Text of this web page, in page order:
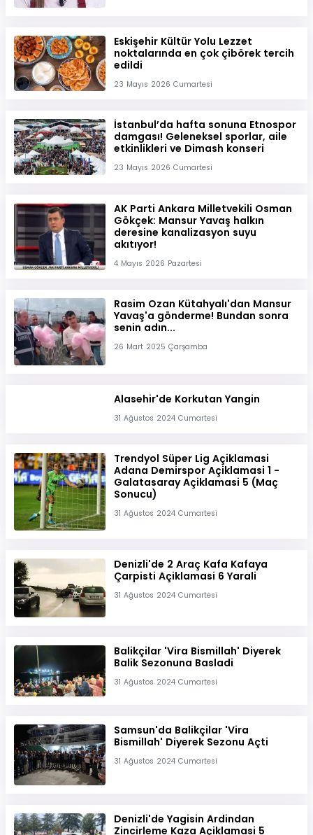
Eskişehir Kültür Yolu Lezzet
noktalarında en çok çibörek tercih
edildi
23 Mayıs 2026 Cumartesi
İstanbul’da hafta sonuna Etnospor
damgası! Geleneksel sporlar, aile
etkinlikleri ve Dimash konseri
23 Mayıs 2026 Cumartesi
AK Parti Ankara Milletvekili Osman
Gökçek: Mansur Yavaş halkın
deresine kanalizasyon suyu
akıtıyor!
4 Mayıs 2026 Pazartesi
Rasim Ozan Kütahyalı'dan Mansur
Yavaş'a gönderme! Bundan sonra
senin adın...
26 Mart 2025 Çarşamba
Alasehir'de Korkutan Yangin
31 Ağustos 2024 Cumartesi
Trendyol Süper Lig Açiklamasi
Adana Demirspor Açiklamasi 1 -
Galatasaray Açiklamasi 5 (Maç
Sonucu)
31 Ağustos 2024 Cumartesi
Denizli'de 2 Araç Kafa Kafaya
Çarpisti Açiklamasi 6 Yarali
31 Ağustos 2024 Cumartesi
Balikçilar 'Vira Bismillah' Diyerek
Balik Sezonuna Basladi
31 Ağustos 2024 Cumartesi
Samsun'da Balikçilar 'Vira
Bismillah' Diyerek Sezonu Açti
31 Ağustos 2024 Cumartesi
Denizli'de Yagisin Ardindan
Zincirleme Kaza Açiklamasi 5